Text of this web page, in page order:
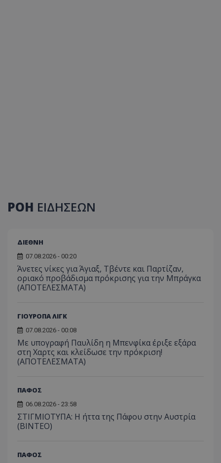
ΡΟΗ ΕΙΔΗΣΕΩΝ
ΔΙΕΘΝΗ
07.08.2026 - 00:20
Άνετες νίκες για Άγιαξ, Τβέντε και Παρτίζαν,
οριακό προβάδισμα πρόκρισης για την Μπράγκα
(ΑΠΟΤΕΛΕΣΜΑΤΑ)
ΓΙΟΥΡΟΠΑ ΛΙΓΚ
07.08.2026 - 00:08
Με υπογραφή Παυλίδη η Μπενφίκα έριξε εξάρα
στη Χαρτς και κλείδωσε την πρόκριση!
(ΑΠΟΤΕΛΕΣΜΑΤΑ)
ΠΑΦΟΣ
06.08.2026 - 23:58
ΣΤΙΓΜΙΟΤΥΠΑ: Η ήττα της Πάφου στην Αυστρία
(ΒΙΝΤΕΟ)
ΠΑΦΟΣ